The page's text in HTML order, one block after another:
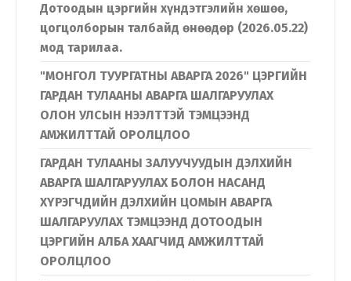
Дотоодын цэргийн хүндэтгэлийн хөшөө,
цогцолборын талбайд өнөөдөр (2026.05.22)
мод тарилаа.
"МОНГОЛ ТУУРГАТНЫ АВАРГА 2026" ЦЭРГИЙН
ГАРДАН ТУЛААНЫ АВАРГА ШАЛГАРУУЛАХ
ОЛОН УЛСЫН НЭЭЛТТЭЙ ТЭМЦЭЭНД
АМЖИЛТТАЙ ОРОЛЦЛОО
ГАРДАН ТУЛААНЫ ЗАЛУУЧУУДЫН ДЭЛХИЙН
АВАРГА ШАЛГАРУУЛАХ БОЛОН НАСАНД
ХҮРЭГЧДИЙН ДЭЛХИЙН ЦОМЫН АВАРГА
ШАЛГАРУУЛАХ ТЭМЦЭЭНД ДОТООДЫН
ЦЭРГИЙН АЛБА ХААГЧИД АМЖИЛТТАЙ
ОРОЛЦЛОО